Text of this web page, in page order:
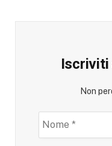
Iscriviti
Non